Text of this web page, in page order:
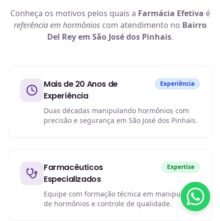
Conheça os motivos pelos quais a Farmácia Efetiva é
referência em hormônioscom atendimento no Bairro
Del Rey em São José dos Pinhais.
Mais de 20 Anos de
Experiência
Experiência
Duas décadas manipulando hormônios com
precisão e segurança em São José dos Pinhais.
Farmacêuticos
Especializados
Expertise
Equipe com formação técnica em manipulação
de hormônios e controle de qualidade.